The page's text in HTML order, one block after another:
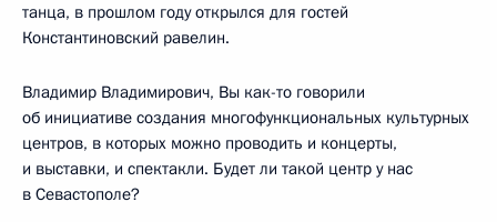
танца, в прошлом году открылся для гостей
Константиновский равелин.
Владимир Владимирович, Вы как-то говорили
об инициативе создания многофункциональных культурных
центров, в которых можно проводить и концерты,
и выставки, и спектакли. Будет ли такой центр у нас
в Севастополе?